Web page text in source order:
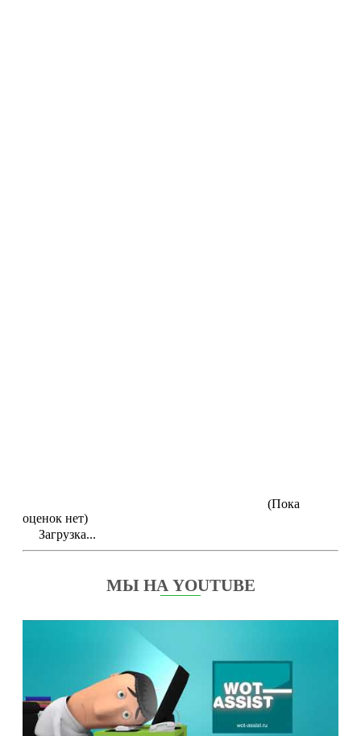
(Пока
оценок нет)
Загрузка...
МЫ НА YOUTUBE